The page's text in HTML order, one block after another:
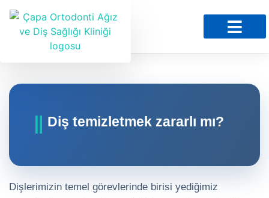
Diş temizletmek zararlı mı?
Dişlerimizin temel görevlerinde birisi yediğimiz